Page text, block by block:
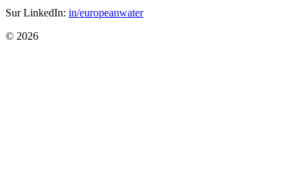
Sur LinkedIn: in/europeanwater
© 2026